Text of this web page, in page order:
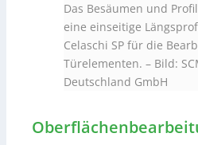
Das Besäumen und
eine einseitige
Celaschi SP für die
Türelementen. – Bild:
Deutschland GmbH